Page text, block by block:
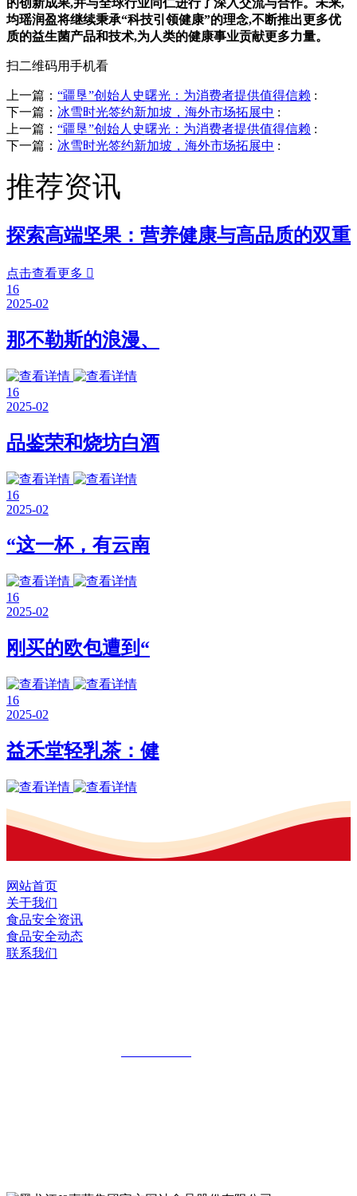
的创新成果,并与全球行业同仁进行了深入交流与合作。未来,
均瑶润盈将继续秉承“科技引领健康”的理念,不断推出更多优
质的益生菌产品和技术,为人类的健康事业贡献更多力量。
扫二维码用手机看
上一篇： “疆垦”创始人史曙光：为消费者提供值得信赖 :
下一篇： 冰雪时光签约新加坡，海外市场拓展中 :
上一篇： “疆垦”创始人史曙光：为消费者提供值得信赖 :
下一篇： 冰雪时光签约新加坡，海外市场拓展中 :
推荐资讯
探索高端坚果：营养健康与高品质的双重
点击查看更多 
16
2025-02
那不勒斯的浪漫、
16
2025-02
品鉴荣和烧坊白酒
16
2025-02
“这一杯，有云南
16
2025-02
刚买的欧包遭到“
16
2025-02
益禾堂轻乳茶：健
网站首页
关于我们
食品安全资讯
食品安全动态
联系我们